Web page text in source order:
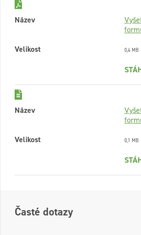
Název
Velikost
0,4 MB
Název
Velikost
0,1 MB
Časté dotazy